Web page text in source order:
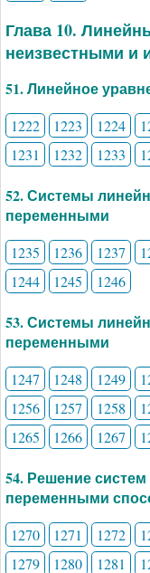
Глава 10.
неизвестными и
51. Линейное
1222 1223 1224
1231
1232 1233
52. Системы
переменными
1235 1236 1237
1244
1245 1246
53. Системы
переменными
1247 1248 1249
1256
1257 1258
1265
1266 1267
54. Решение
переменными
1270 1271 1272
1279
1280 1281